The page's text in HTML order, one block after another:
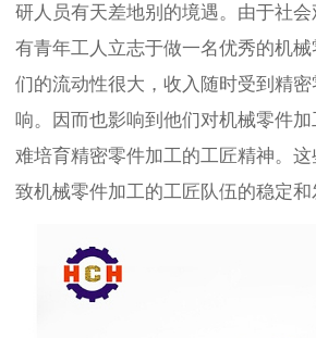
研人员有天差地别的境遇。由于社
有青年工人立志于做一名优秀的机械
们的流动性很大，收入随时受到精
响。因而也影响到他们对机械零件
难培育精密零件加工的工匠精神。
致机械零件加工的工匠队伍的稳定和